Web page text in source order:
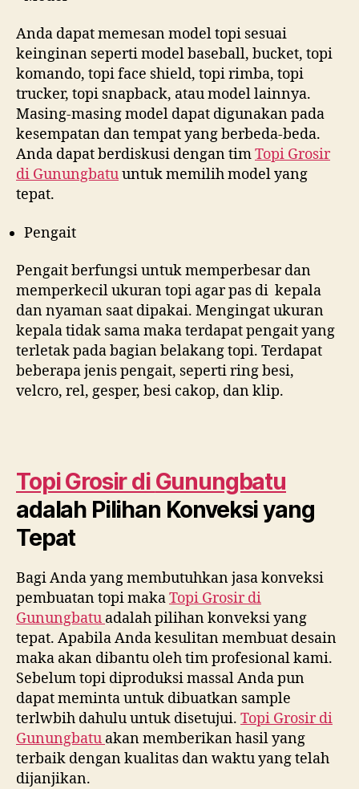
Anda dapat memesan model topi sesuai
keinginan seperti model baseball, bucket, topi
komando, topi face shield, topi rimba, topi
trucker, topi snapback, atau model lainnya.
Masing-masing model dapat digunakan pada
kesempatan dan tempat yang berbeda-beda.
Anda dapat berdiskusi dengan timTopi Grosir
di Gunungbatuuntuk memilih model yang
tepat.
Pengait
Pengait berfungsi untuk memperbesar dan
memperkecil ukuran topi agar pas di kepala
dan nyaman saat dipakai. Mengingat ukuran
kepala tidak sama maka terdapat pengait yang
terletak pada bagian belakang topi. Terdapat
beberapa jenis pengait, seperti ring besi,
velcro, rel, gesper, besi cakop, dan klip.
Topi Grosir di Gunungbatu
adalah Pilihan Konveksi yang
Tepat
Bagi Anda yang membutuhkan jasa konveksi
pembuatan topi makaTopi Grosir di
Gunungbatu adalah pilihan konveksi yang
tepat. Apabila Anda kesulitan membuat desain
maka akan dibantu oleh tim profesional kami.
Sebelum topi diproduksi massal Anda pun
dapat meminta untuk dibuatkan sample
terlwbih dahulu untuk disetujui. Topi Grosir di
Gunungbatu akan memberikan hasil yang
terbaik dengan kualitas dan waktu yang telah
dijanjikan.